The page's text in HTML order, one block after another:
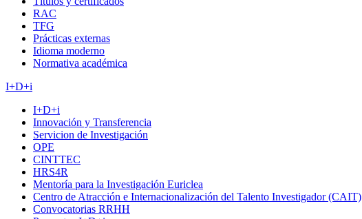
RAC
TFG
Prácticas externas
Idioma moderno
Normativa académica
I+D+i
I+D+i
Innovación y Transferencia
Servicion de Investigación
OPE
CINTTEC
HRS4R
Mentoría para la Investigación Euriclea
Centro de Atracción e Internacionalización del Talento Investigador (CAIT)
Convocatorias RRHH